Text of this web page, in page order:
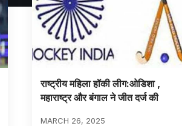
राष्ट्रीय महिला हॉकी लीग:ओडिशा ,
महाराष्ट्र और बंगाल ने जीत दर्ज की
MARCH 26, 2025